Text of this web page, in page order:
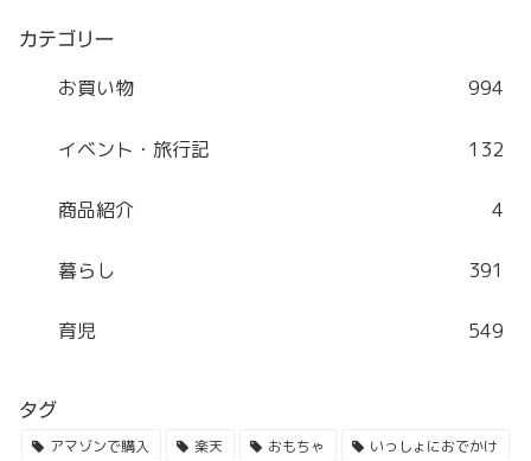
カテゴリー
お買い物 994
イベント・旅行記 132
商品紹介 4
暮らし 391
育児 549
タグ
アマゾンで購入 楽天 おもちゃ
いっしょにおでかけ